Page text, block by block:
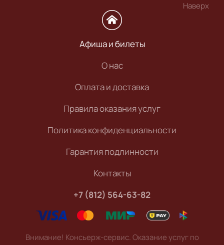
Наверх
Афиша и билеты
О нас
Оплата и доставка
Правила оказания услуг
Политика конфиденциальности
Гарантия подлинности
Контакты
+7 (812) 564-63-82
Внимание! Консьерж-сервис. Оказание услуг по